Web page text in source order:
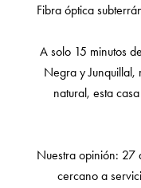
Fibra óptica
A solo 15 minutos
Negra y Junquillal,
natural, esta
Nuestra opinión: 27
cercano a